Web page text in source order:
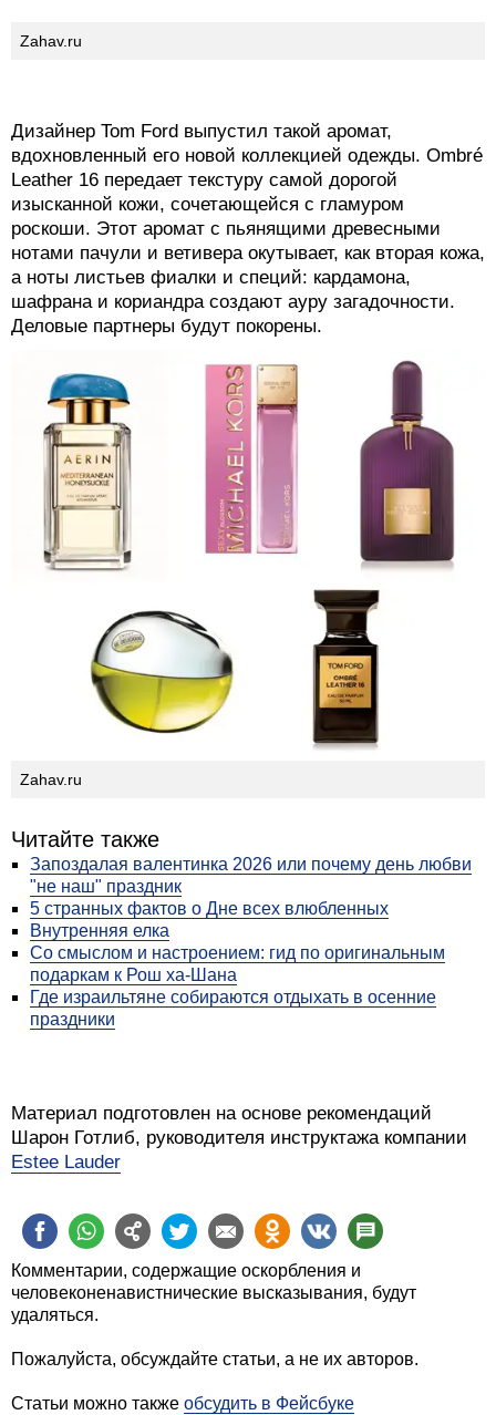
Zahav.ru
Дизайнер Tom Ford выпустил такой аромат,
вдохновленный его новой коллекцией одежды. Ombré
Leather 16 передает текстуру самой дорогой
изысканной кожи, сочетающейся с гламуром
роскоши. Этот аромат с пьянящими древесными
нотами пачули и ветивера окутывает, как вторая кожа,
а ноты листьев фиалки и специй: кардамона,
шафрана и кориандра создают ауру загадочности.
Деловые партнеры будут покорены.
Zahav.ru
Читайте также
Запоздалая валентинка 2026 или почему день любви
"не наш" праздник
5 странных фактов о Дне всех влюбленных
Внутренняя елка
Со смыслом и настроением: гид по оригинальным
подаркам к Рош ха-Шана
Где израильтяне собираются отдыхать в осенние
праздники
Материал подготовлен на основе рекомендаций
Шарон Готлиб, руководителя инструктажа компании
Estee Lauder
Комментарии, содержащие оскорбления и
человеконенавистнические высказывания, будут
удаляться.
Пожалуйста, обсуждайте статьи, а не их авторов.
Статьи можно также обсудить в Фейсбуке